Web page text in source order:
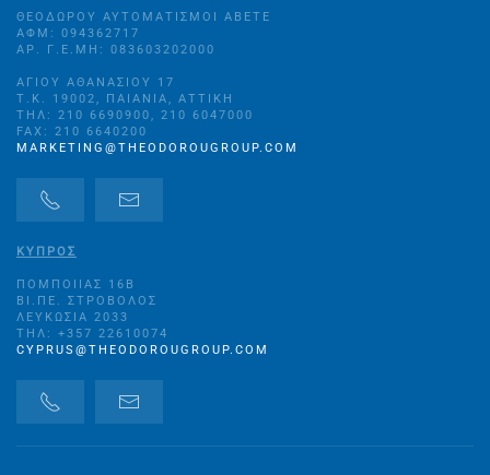
ΘΕΟΔΩΡΟΥ ΑΥΤΟΜΑΤΙΣΜΟΙ ΑΒΕΤΕ
ΑΦΜ: 094362717
ΑΡ. Γ.Ε.ΜΗ: 083603202000
ΑΓΊΟΥ ΑΘΑΝΑΣΊΟΥ 17
Τ.Κ. 19002, ΠΑΙΑΝΊΑ, ΑΤΤΙΚΉ
ΤΗΛ: 210 6690900, 210 6047000
FAX: 210 6640200
MARKETING@THEODOROUGROUP.COM
ΚΥΠΡΟΣ
ΠΟΜΠΟΙΊΑΣ 16B
ΒΙ.ΠΕ. ΣΤΡΌΒΟΛΟΣ
ΛΕΥΚΩΣΊΑ 2033
ΤΗΛ: +357 22610074
CYPRUS@THEODOROUGROUP.COM